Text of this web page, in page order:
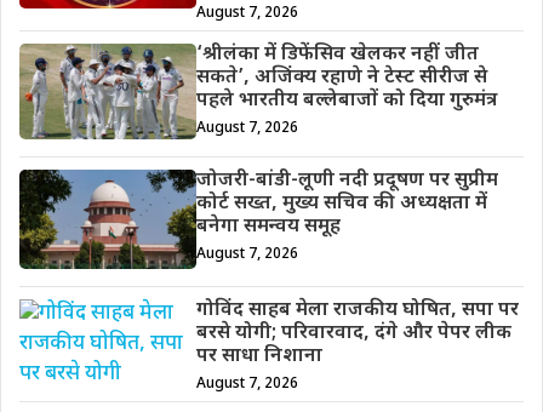
August 7, 2026
‘श्रीलंका में डिफेंसिव खेलकर नहीं जीत
सकते’, अजिंक्य रहाणे ने टेस्ट सीरीज से
पहले भारतीय बल्लेबाजों को दिया गुरुमंत्र
August 7, 2026
जोजरी-बांडी-लूणी नदी प्रदूषण पर सुप्रीम
कोर्ट सख्त, मुख्य सचिव की अध्यक्षता में
बनेगा समन्वय समूह
August 7, 2026
गोविंद साहब मेला राजकीय घोषित, सपा पर
बरसे योगी; परिवारवाद, दंगे और पेपर लीक
पर साधा निशाना
August 7, 2026